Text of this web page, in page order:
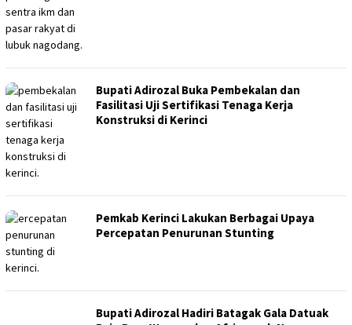
Bupati Adirozal Buka Pembekalan dan
Fasilitasi Uji Sertifikasi Tenaga Kerja
Konstruksi di Kerinci
Pemkab Kerinci Lakukan Berbagai Upaya
Percepatan Penurunan Stunting
Bupati Adirozal Hadiri Batagak Gala Datuak